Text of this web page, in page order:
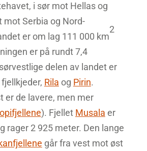
i sør mot Hellas og
mot Serbia og Nord-
er om lag 111 000 km
2
er på rundt 7,4
delen av landet er
Rila og Pirin.
er de lavere, men mer
). Fjellet Musala er
rager 2 925 meter. Den lange
går fra vest mot øst